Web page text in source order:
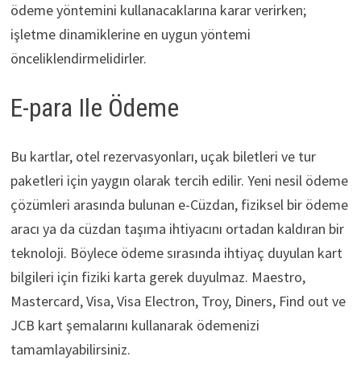
ödeme yöntemini kullanacaklarına karar verirken;
işletme dinamiklerine en uygun yöntemi
önceliklendirmelidirler.
E-para Ile Ödeme
Bu kartlar, otel rezervasyonları, uçak biletleri ve tur
paketleri için yaygın olarak tercih edilir. Yeni nesil ödeme
çözümleri arasında bulunan e-Cüzdan, fiziksel bir ödeme
aracı ya da cüzdan taşıma ihtiyacını ortadan kaldıran bir
teknoloji. Böylece ödeme sırasında ihtiyaç duyulan kart
bilgileri için fiziki karta gerek duyulmaz. Maestro,
Mastercard, Visa, Visa Electron, Troy, Diners, Find out ve
JCB kart şemalarını kullanarak ödemenizi
tamamlayabilirsiniz.